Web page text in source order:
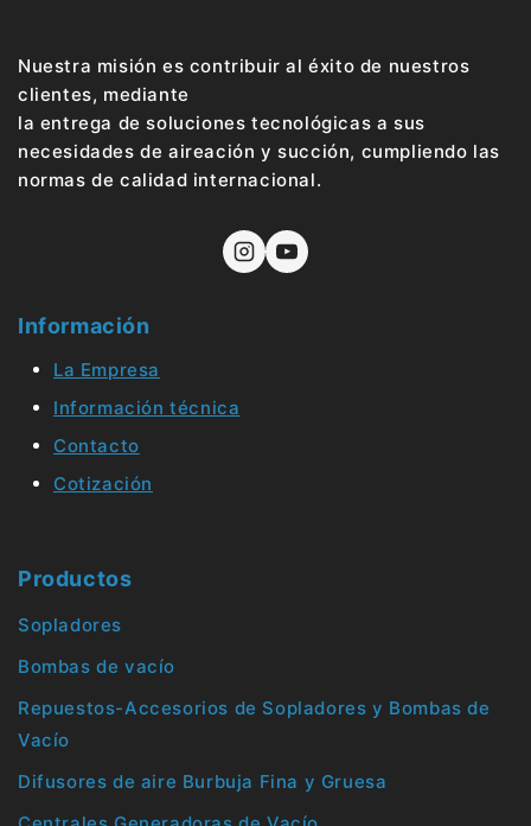
Nuestra misión es contribuir al éxito de nuestros
clientes, mediante
la entrega de soluciones tecnológicas a sus
necesidades de aireación y succión, cumpliendo las
normas de calidad internacional.
Información
La Empresa
Información técnica
Contacto
Cotización
Productos
Sopladores
Bombas de vacío
Repuestos-Accesorios de Sopladores y Bombas de
Vacío
Difusores de aire Burbuja Fina y Gruesa